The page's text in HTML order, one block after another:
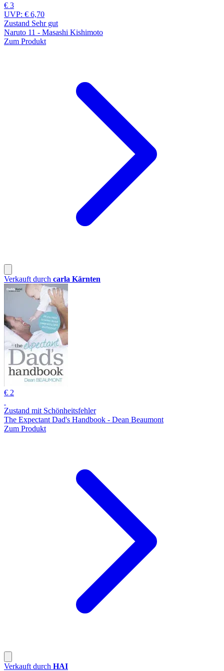
€ 3
UVP: € 6,70
Zustand Sehr gut
Naruto 11 - Masashi Kishimoto
Zum Produkt
Verkauft durch carla Kärnten
€ 2
Zustand mit Schönheitsfehler
The Expectant Dad's Handbook - Dean Beaumont
Zum Produkt
Verkauft durch HAI